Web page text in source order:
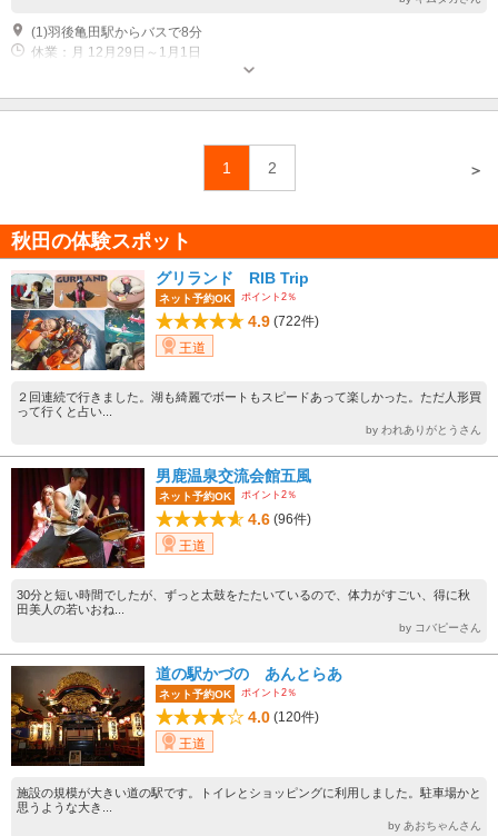
(1)羽後亀田駅からバスで8分
休業：月 12月29日～1月1日
1 2 ＞
秋田の体験スポット
グリランド RIB Trip
ネット予約OK ポイント2％
4.9 (722件)
王道
２回連続で行きました。湖も綺麗でボートもスピードあって楽しかった。ただ人形買
って行くと占い...
by われありがとうさん
男鹿温泉交流会館五風
ネット予約OK ポイント2％
4.6 (96件)
王道
30分と短い時間でしたが、ずっと太鼓をたたいているので、体力がすごい、得に秋
田美人の若いおね...
by コバピーさん
道の駅かづの あんとらあ
ネット予約OK ポイント2％
4.0 (120件)
王道
施設の規模が大きい道の駅です。トイレとショッピングに利用しました。駐車場かと
思うような大き...
by あおちゃんさん